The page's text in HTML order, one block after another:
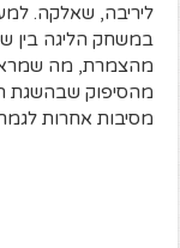
ליריבה, שאלקה.
במשחק הליגה בין
מהצמרת, מה
מהסיפוק שבהשגת
מסיבות אחרות